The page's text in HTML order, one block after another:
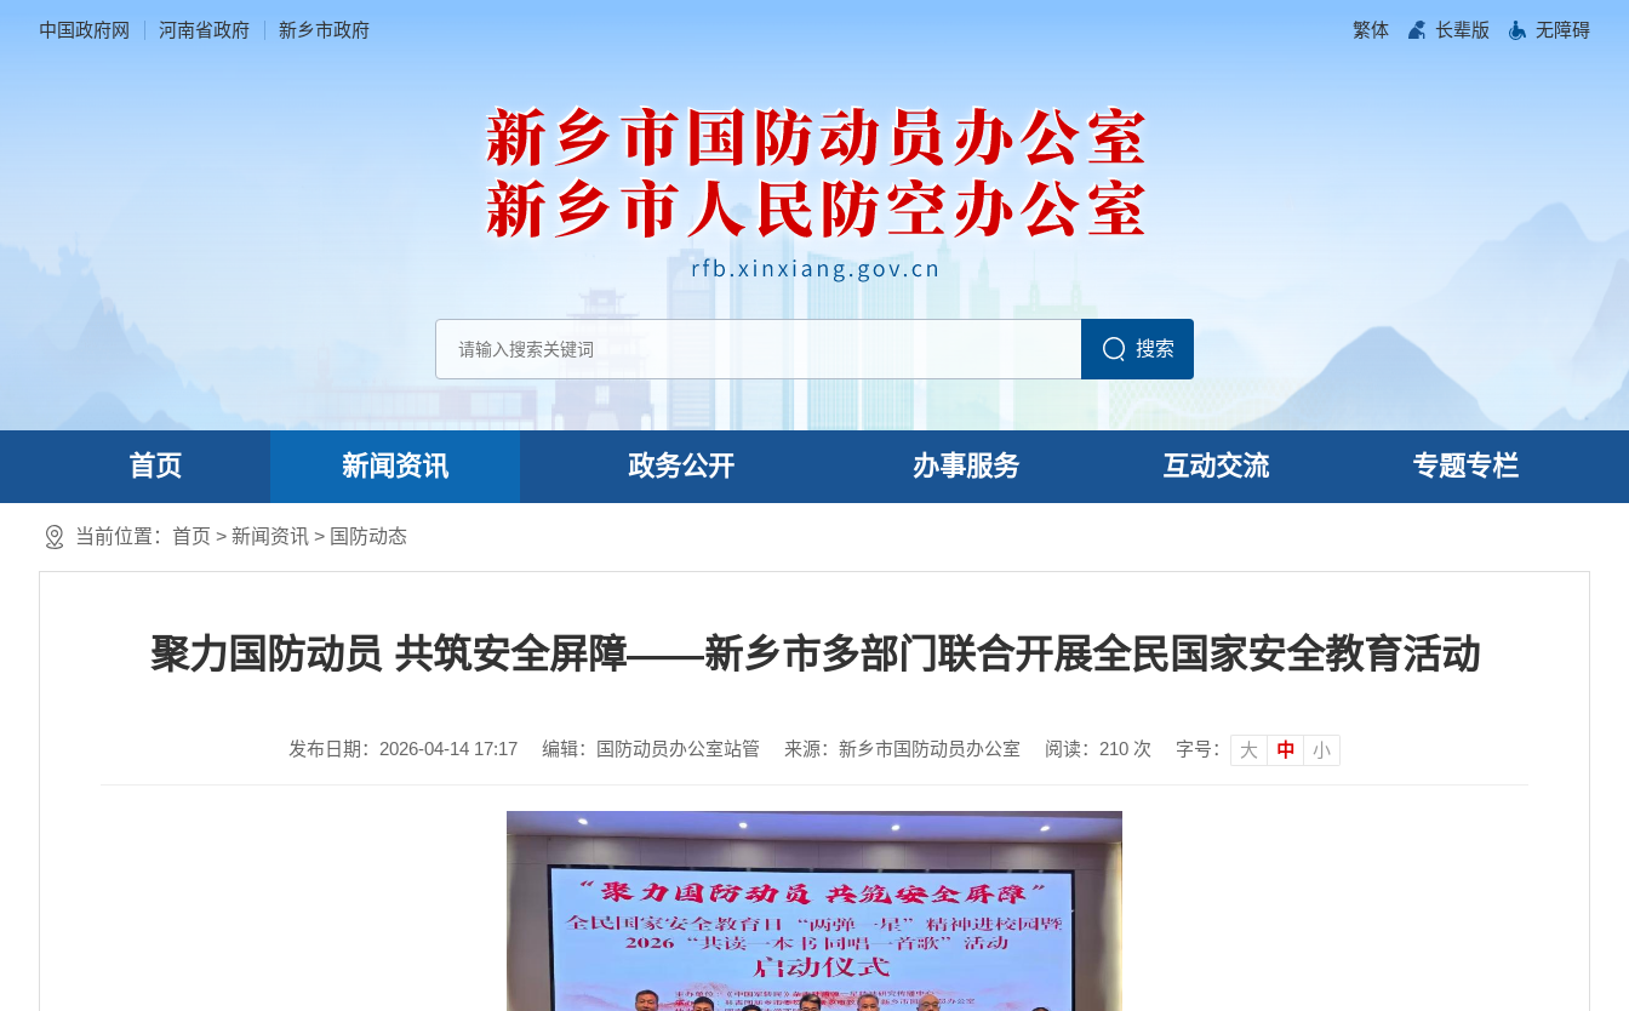
中国政府网 河南省政府 新乡市政府 繁体 长辈版 无障碍
首页 新闻资讯 政务公开 办事服务 互动交流 专题专栏
当前位置： 首页 > 新闻资讯 > 国防动态
聚力国防动员 共筑安全屏障——新乡市多部门联合开展全民国家安全教育活动
发布日期：2026-04-14 17:17 编辑：国防动员办公室站管 来源：新乡市国防动员办公室 阅读： 210 次 字号： 大 中 小